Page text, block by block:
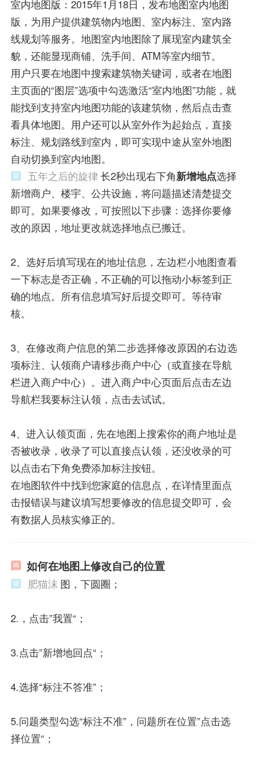
室内地图版：2015年1月18日，发布地图室内地图
版，为用户提供建筑物内地图、室内标注、室内路
线规划等服务。地图室内地图除了展现室内建筑全
貌，还能显现商铺、洗手间、ATM等室内细节。
用户只要在地图中搜索建筑物关键词，或者在地图
主页面的“图层”选项中勾选激活“室内地图”功能，就
能找到支持室内地图功能的该建筑物，然后点击查
看具体地图。用户还可以从室外作为起始点，直接
标注、规划路线到室内，即可实现中途从室外地图
自动切换到室内地图。
五年之后的旋律长2秒出现右下角新增地点选择
新增商户、楼宇、公共设施，将问题描述清楚提交
即可。如果要修改，可按照以下步骤：选择你要修
改的原因，地址更改就选择地点已搬迁。
2、选好后填写现在的地址信息，左边栏小地图查看
一下标志是否正确，不正确的可以拖动小标签到正
确的地点。所有信息填写好后提交即可。等待审
核。
3、在修改商户信息的第二步选择修改原因的右边选
项标注、认领商户请移步商户中心（或直接在导航
栏进入商户中心）。进入商户中心页面后点击左边
导航栏我要标注认领，点击去试试。
4、进入认领页面，先在地图上搜索你的商户地址是
否被收录，收录了可以直接点认领，还没收录的可
以点击右下角免费添加标注按钮。
在地图软件中找到您家庭的信息点，在详情里面点
击报错误与建议填写想要修改的信息提交即可，会
有数据人员核实修正的。
如何在地图上修改自己的位置
肥猫沫 图，下圆圈；
2.，点击”我置“；
3.点击”新增地回点“；
4.选择“标注不答准”；
5.问题类型勾选“标注不准”，问题所在位置”点击选
择位置“；